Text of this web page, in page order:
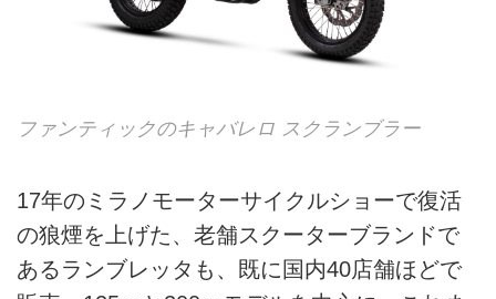
ファンティックのキャバレロ スクランブラー
17年のミラノモーターサイクルショーで復活
の狼煙を上げた、老舗スクーターブランドで
あるランブレッタも、既に国内40店舗ほどで